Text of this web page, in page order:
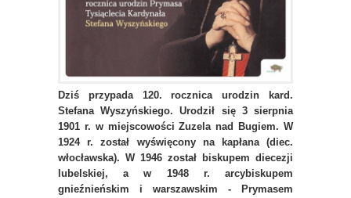
Dziś przypada 120. rocznica urodzin kard.
Stefana Wyszyńskiego. Urodził się 3 sierpnia
1901 r. w miejscowości Zuzela nad Bugiem. W
1924 r. został wyświęcony na kapłana (diec.
włocławska). W 1946 został biskupem diecezji
lubelskiej, a w 1948 r. arcybiskupem
gnieźnieńskim i warszawskim - Prymasem